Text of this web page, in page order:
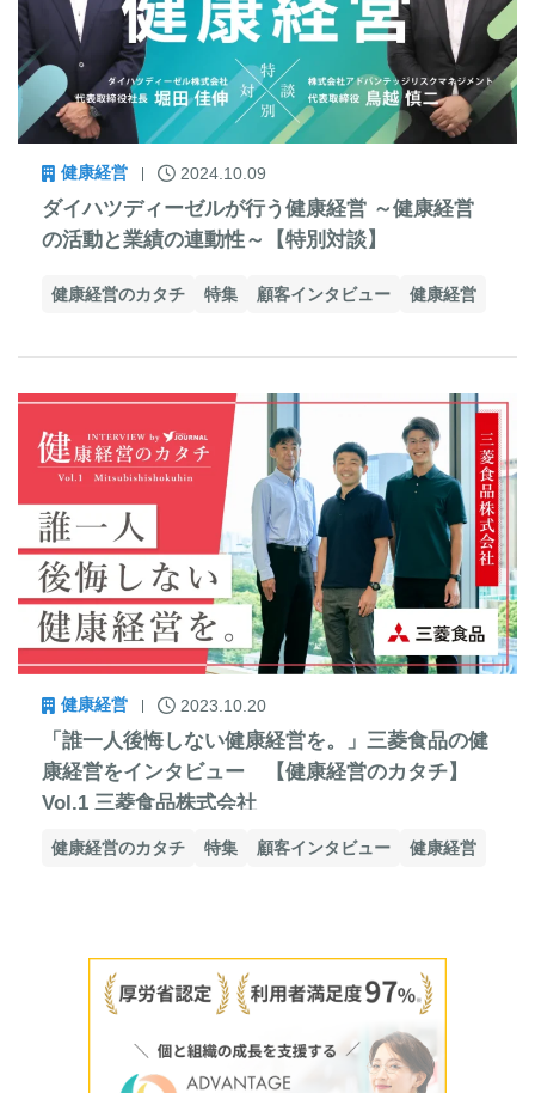
健康経営 2024.10.09
ダイハツディーゼルが行う健康経営 ～健康経営
の活動と業績の連動性～【特別対談】
健康経営のカタチ 特集 顧客インタビュー 健康経営
健康経営 2023.10.20
「誰一人後悔しない健康経営を。」三菱食品の健
康経営をインタビュー 【健康経営のカタチ】
Vol.1 三菱食品株式会社
健康経営のカタチ 特集 顧客インタビュー 健康経営